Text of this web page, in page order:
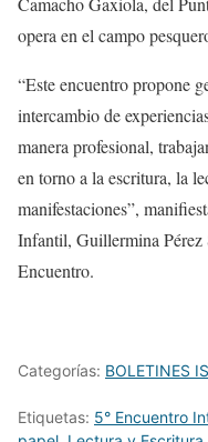
opera en el campo
“Este encuentro propone
intercambio de
manera profesional,
en torno a la escritura, la
manifestaciones”,
Infantil, Guillermina Pérez
Encuentro.
Categorías: BOLETINES
Etiquetas: 5° Encuentro